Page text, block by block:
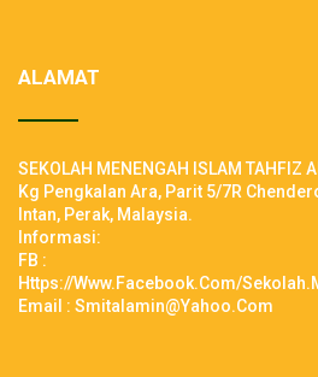
ALAMAT
SEKOLAH MENENGAH ISLAM TAHFIZ
Kg Pengkalan Ara, Parit 5/7R
Intan, Perak, Malaysia.
Informasi:
FB :
Https://www.facebook.com/
Email : Smitalamin@yahoo.com